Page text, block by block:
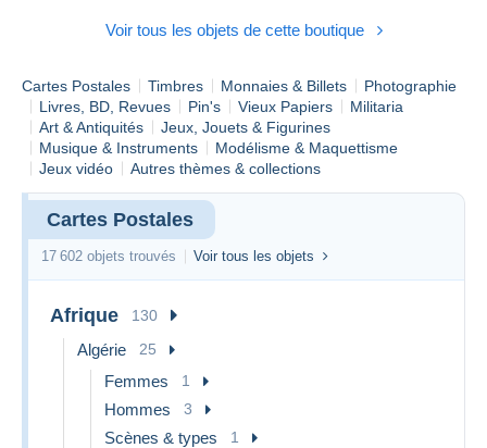
donc, 15 ans que je suis sur Delcampe et 30 ans que je
vrai travail !) pour notre (vous et moi) plus grand plaisir. Je
vous remercie pour vos sympathiques messages, presque
quotidien, de remerciements.
Voir tous les objets de cette boutique
Cartes Postales Timbres Monnaies & Billets
Photographie
Livres, BD, Revues
Pin's Vieux Papiers
Militaria
Art & Antiquités
Jeux, Jouets & Figurines
Musique & Instruments
Modélisme & Maquettisme
Jeux vidéo
Autres thèmes & collections
Cartes Postales
17 602 objets trouvés Voir tous les objets
Afrique 130
Algérie 25
Femmes 1
Hommes 3
Scènes & types 1